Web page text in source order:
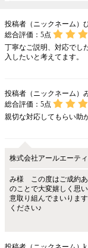
投稿者（ニックネーム）
総合評価： 5点
丁寧なご説明、対応でし
入したいと考えてます。
投稿者（ニックネーム）
総合評価： 5点
親切な対応してもらい助
株式会社アールエーテ
み様 この度はご成約あ
のことで大変嬉しく思
意取り組んでまいりま
ください♪